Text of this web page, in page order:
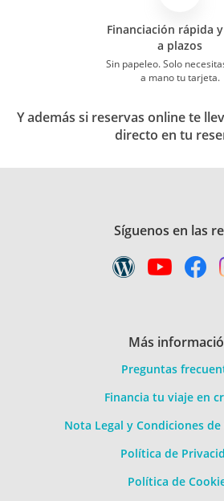
Financiación rápida
a plazos
Sin papeleo. Solo
a mano tu tarjeta.
Y además si reservas online te
directo en tu
Síguenos en las
Más
Preguntas
Financia tu viaje en
Nota Legal y Condiciones
Política de
Política de